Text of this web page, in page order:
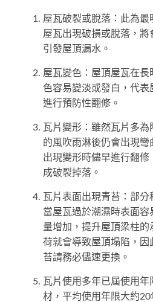
屋瓦破裂或脫落：此為
屋瓦出現破損或脫落，將
引發屋頂漏水。
屋瓦變色：屋頂屋瓦在
色容易變淡或發白，代
進行預防性翻修。
瓦片變形：雖然瓦片多
的風吹雨淋後仍會出現
出現變形時儘早進行翻
成破裂掉落。
瓦片表面出現青苔：部分
當屋瓦過於潮濕時表面
量增加，提升屋頂梁柱
荷就會導致屋頂塌陷，
苔請務必儘速更換。
瓦片使用多年已屆使用
材，平均使用年限大約